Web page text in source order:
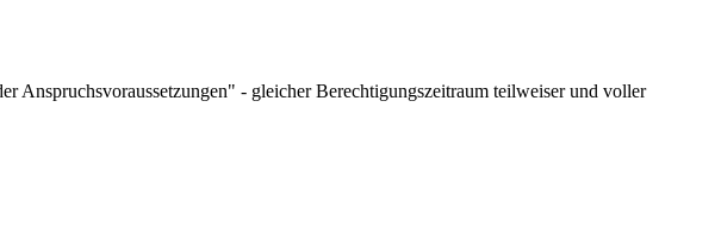
Anspruchsvoraussetzungen" - gleicher Berechtigungszeitraum teilweiser und voller